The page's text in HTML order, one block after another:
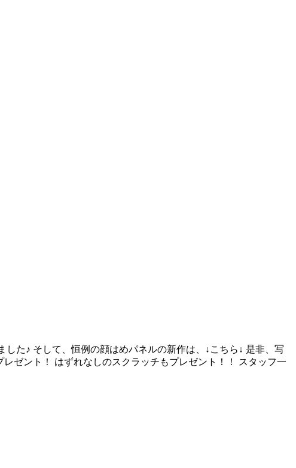
た♪ そして、恒例の顔はめパネルの新作は、↓こちら↓ 是非、写
ゼント！ はずれなしのスクラッチもプレゼント！！ スタッフ一